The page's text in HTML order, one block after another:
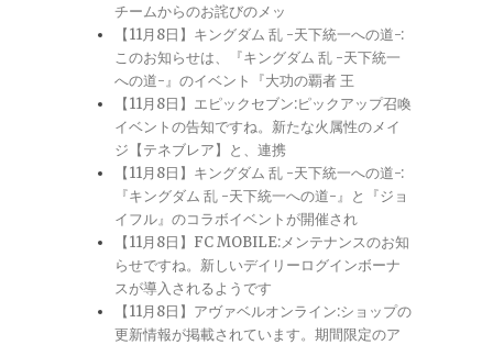
チームからのお詫びのメッ
【11月8日】キングダム 乱 -天下統一への道-:
このお知らせは、『キングダム 乱 -天下統一
への道-』のイベント『大功の覇者 王
【11月8日】エピックセブン:ピックアップ召喚
イベントの告知ですね。新たな火属性のメイ
ジ【テネブレア】と、連携
【11月8日】キングダム 乱 -天下統一への道-:
『キングダム 乱 -天下統一への道-』と『ジョ
イフル』のコラボイベントが開催され
【11月8日】FC MOBILE:メンテナンスのお知
らせですね。新しいデイリーログインボーナ
スが導入されるようです
【11月8日】アヴァベルオンライン:ショップの
更新情報が掲載されています。期間限定のア